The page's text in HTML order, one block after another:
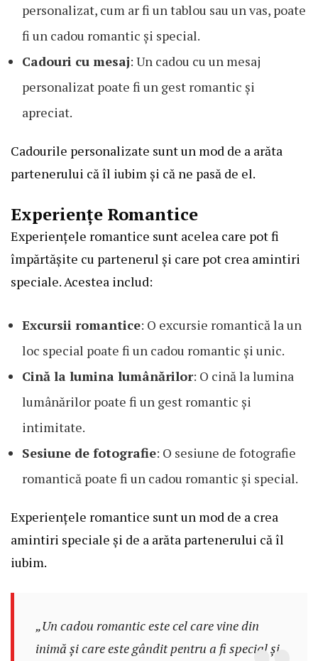
personalizat, cum ar fi un tablou sau un vas, poate
fi un cadou romantic și special.
Cadouri cu mesaj: Un cadou cu un mesaj
personalizat poate fi un gest romantic și
apreciat.
Cadourile personalizate sunt un mod de a arăta
partenerului că îl iubim și că ne pasă de el.
Experiențe Romantice
Experiențele romantice sunt acelea care pot fi
împărtășite cu partenerul și care pot crea amintiri
speciale. Acestea includ:
Excursii romantice: O excursie romantică la un
loc special poate fi un cadou romantic și unic.
Cină la lumina lumânărilor: O cină la lumina
lumânărilor poate fi un gest romantic și
intimitate.
Sesiune de fotografie: O sesiune de fotografie
romantică poate fi un cadou romantic și special.
Experiențele romantice sunt un mod de a crea
amintiri speciale și de a arăta partenerului că îl
iubim.
„Un cadou romantic este cel care vine din
inimă și care este gândit pentru a fi special și